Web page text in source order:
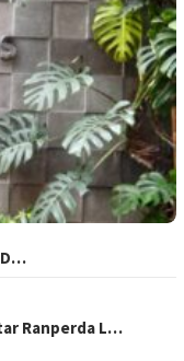
D…
Ranperda L…